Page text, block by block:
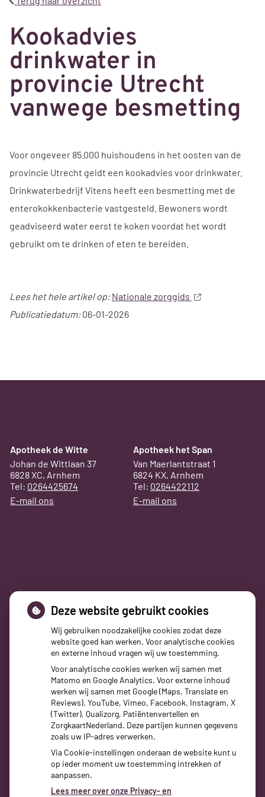
Kookadvies
drinkwater in
provincie Utrecht
vanwege besmetting
Voor ongeveer 85.000 huishoudens in het oosten van de
provincie Utrecht geldt een kookadvies voor drinkwater.
Drinkwaterbedrijf Vitens heeft een besmetting met de
enterokokkenbacterie vastgesteld. Bewoners wordt
geadviseerd water eerst te koken voordat het wordt
gebruikt om te drinken of eten te bereiden.
Lees het hele artikel op: Nationale zorggids
Publicatiedatum:06-01-2026
Apotheek de Witte
Apotheek het Span
Johan de Wittlaan 37
6828 XC, Arnhem
Tel: 0264425674
E-mail ons
Van Maerlantstraat 1
6824 KX, Arnhem
Tel: 0264422112
E-mail ons
Apotheek Velperweg
Apotheek Witteveen
Velperweg 71
6824HH, Arnhem
0264426565
E-mail ons
Broekstraat 2
6828PZ, Arnhem
Tel:0263614118
E-mail ons
Deze website gebruikt cookies
Wij gebruiken noodzakelijke cookies zodat deze
website goed kan werken. Voor analytische cookies
en externe inhoud vragen wij uw toestemming.
Voor analytische cookies werken wij samen met
Matomo en Google Analytics. Voor externe inhoud
werken wij samen met Google (Maps, Translate en
Reviews), YouTube, Vimeo, Facebook, Instagram, X
(Twitter), Qualizorg, Patiëntenvertellen en
ZorgkaartNederland. Deze partijen kunnen gegevens
zoals uw IP-adres verwerken.
Via Cookie-instellingen onderaan de website kunt u
op ieder moment uw toestemming intrekken of
aanpassen.
Lees meer over onze Privacy- en